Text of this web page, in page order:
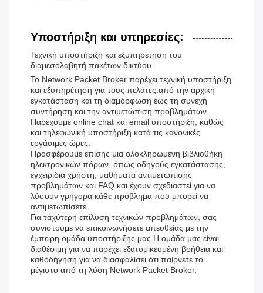
Υποστήριξη και υπηρεσίες:
Τεχνική υποστήριξη και εξυπηρέτηση του
διαμεσολαβητή πακέτων δικτύου
Το Network Packet Broker παρέχει τεχνική υποστήριξη
και εξυπηρέτηση για τους πελάτες.από την αρχική
εγκατάσταση και τη διαμόρφωση έως τη συνεχή
συντήρηση και την αντιμετώπιση προβλημάτων.
Παρέχουμε online chat και email υποστήριξη, καθώς
και τηλεφωνική υποστήριξη κατά τις κανονικές
εργάσιμες ώρες.
Προσφέρουμε επίσης μια ολοκληρωμένη βιβλιοθήκη
ηλεκτρονικών πόρων, όπως οδηγούς εγκατάστασης,
εγχειρίδια χρήστη, μαθήματα αντιμετώπισης
προβλημάτων και FAQ.και έχουν σχεδιαστεί για να
λύσουν γρήγορα κάθε πρόβλημα που μπορεί να
αντιμετωπίσετε.
Για ταχύτερη επίλυση τεχνικών προβλημάτων, σας
συνιστούμε να επικοινωνήσετε απευθείας με την
έμπειρη ομάδα υποστήριξης μας.Η ομάδα μας είναι
διαθέσιμη για να παρέχει εξατομικευμένη βοήθεια και
καθοδήγηση για να διασφαλίσει ότι παίρνετε το
μέγιστο από τη λύση Network Packet Broker.